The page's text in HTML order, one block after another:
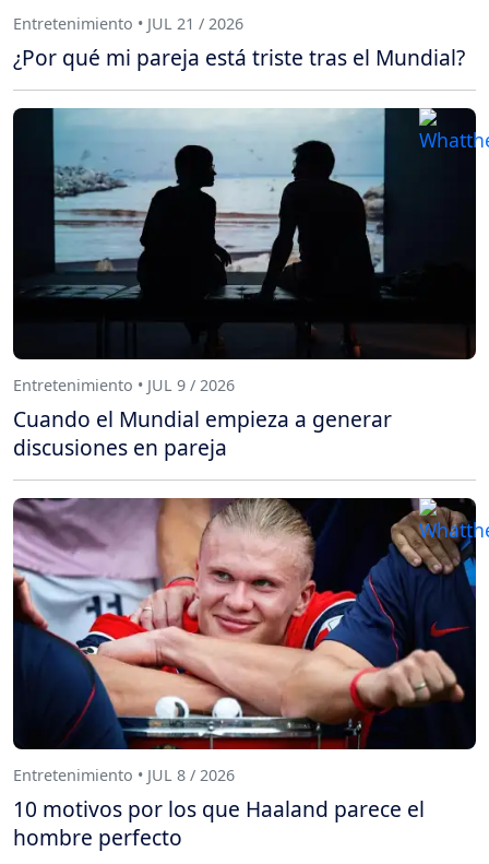
Entretenimiento • JUL 21 / 2026
¿Por qué mi pareja está triste tras el Mundial?
Entretenimiento • JUL 9 / 2026
Cuando el Mundial empieza a generar
discusiones en pareja
Entretenimiento • JUL 8 / 2026
10 motivos por los que Haaland parece el
hombre perfecto